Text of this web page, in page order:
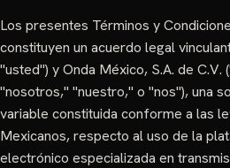
Los presentes Términos y
constituyen un acuerdo legal
"usted") y Onda México, S.A. de C.V.
"nosotros," "nuestro," o "nos"), una
variable constituida conforme a las
Mexicanos, respecto al uso de la
electrónico especializada en